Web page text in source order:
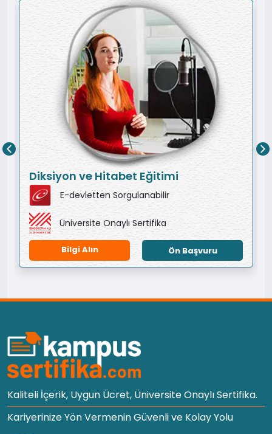
Diksiyon ve Hitabet Eğitimi
E-devletten Sorgulanabilir
Üniversite Onaylı Sertifika
Bilgi Alın Ön Başvuru
Kaliteli İçerik, Uygun Ücret, Üniversite Onaylı Sertifika.
Kariyerinize Yön Vermenin Güvenli ve Kolay Yolu